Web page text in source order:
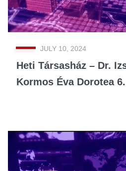
JULY 10, 2024
Heti Társasház – Dr.
Kormos Éva Dorotea